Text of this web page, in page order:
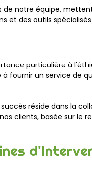
de notre équipe,
et des outils
particulière à
fournir un service de
réside dans la
clients, basée sur